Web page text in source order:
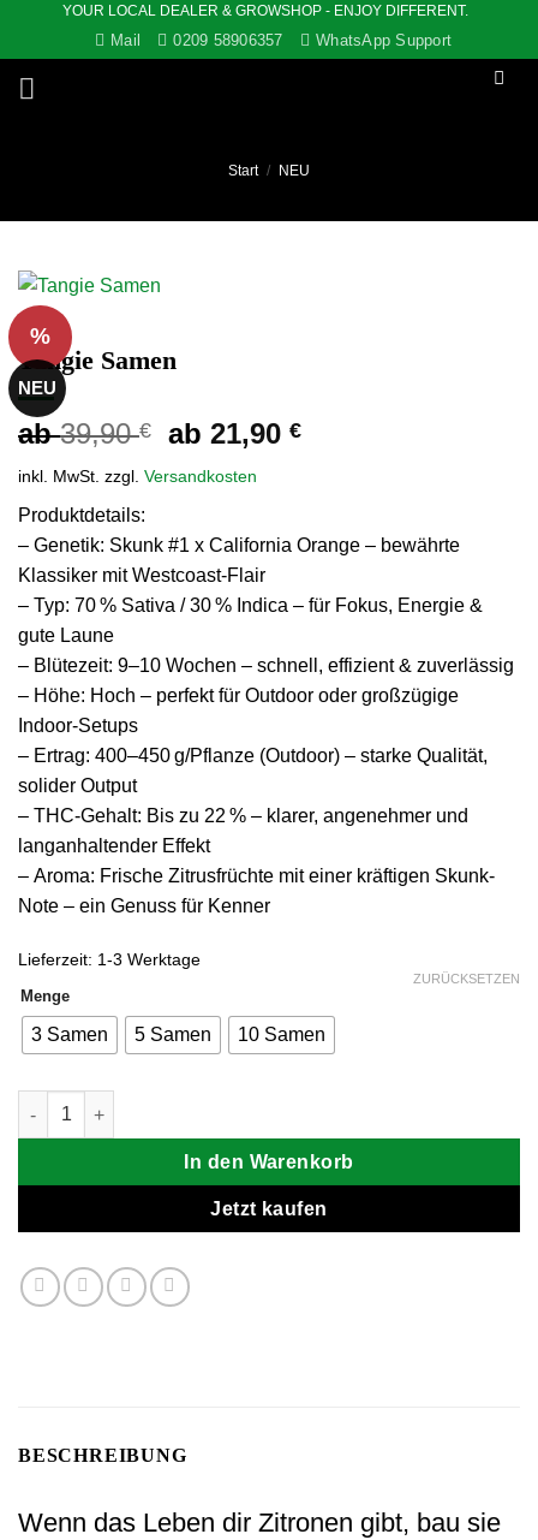
springen
YOUR LOCAL DEALER & GROWSHOP - ENJOY DIFFERENT.
Mail 0209 58906357 WhatsApp Support
Start / NEU
%
NEU
Tangie Samen
ab39,90€ ab21,90€
inkl. MwSt. zzgl. Versandkosten
Produktdetails:
– Genetik: Skunk #1 x California Orange – bewährte
Klassiker mit Westcoast-Flair
– Typ: 70 % Sativa / 30 % Indica – für Fokus, Energie &
gute Laune
– Blütezeit: 9–10 Wochen – schnell, effizient & zuverlässig
– Höhe: Hoch – perfekt für Outdoor oder großzügige
Indoor-Setups
– Ertrag: 400–450 g/Pflanze (Outdoor) – starke Qualität,
solider Output
– THC-Gehalt: Bis zu 22 % – klarer, angenehmer und
langanhaltender Effekt
– Aroma: Frische Zitrusfrüchte mit einer kräftigen Skunk-
Note – ein Genuss für Kenner
Lieferzeit: 1-3 Werktage
Menge
3 Samen 5 Samen 10 Samen
ZURÜCKSETZEN
Tangie Samen Menge
In den Warenkorb
Jetzt kaufen
BESCHREIBUNG
Wenn das Leben dir Zitronen gibt, bau sie